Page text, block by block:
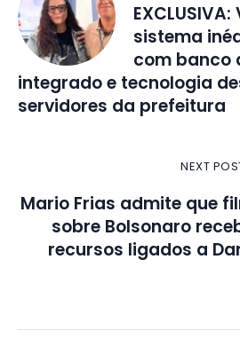
sistema
com banco
integrado e tecnologia
servidores da prefeitura
NEXT
Mario Frias admite que
sobre Bolsonaro
recursos ligados a